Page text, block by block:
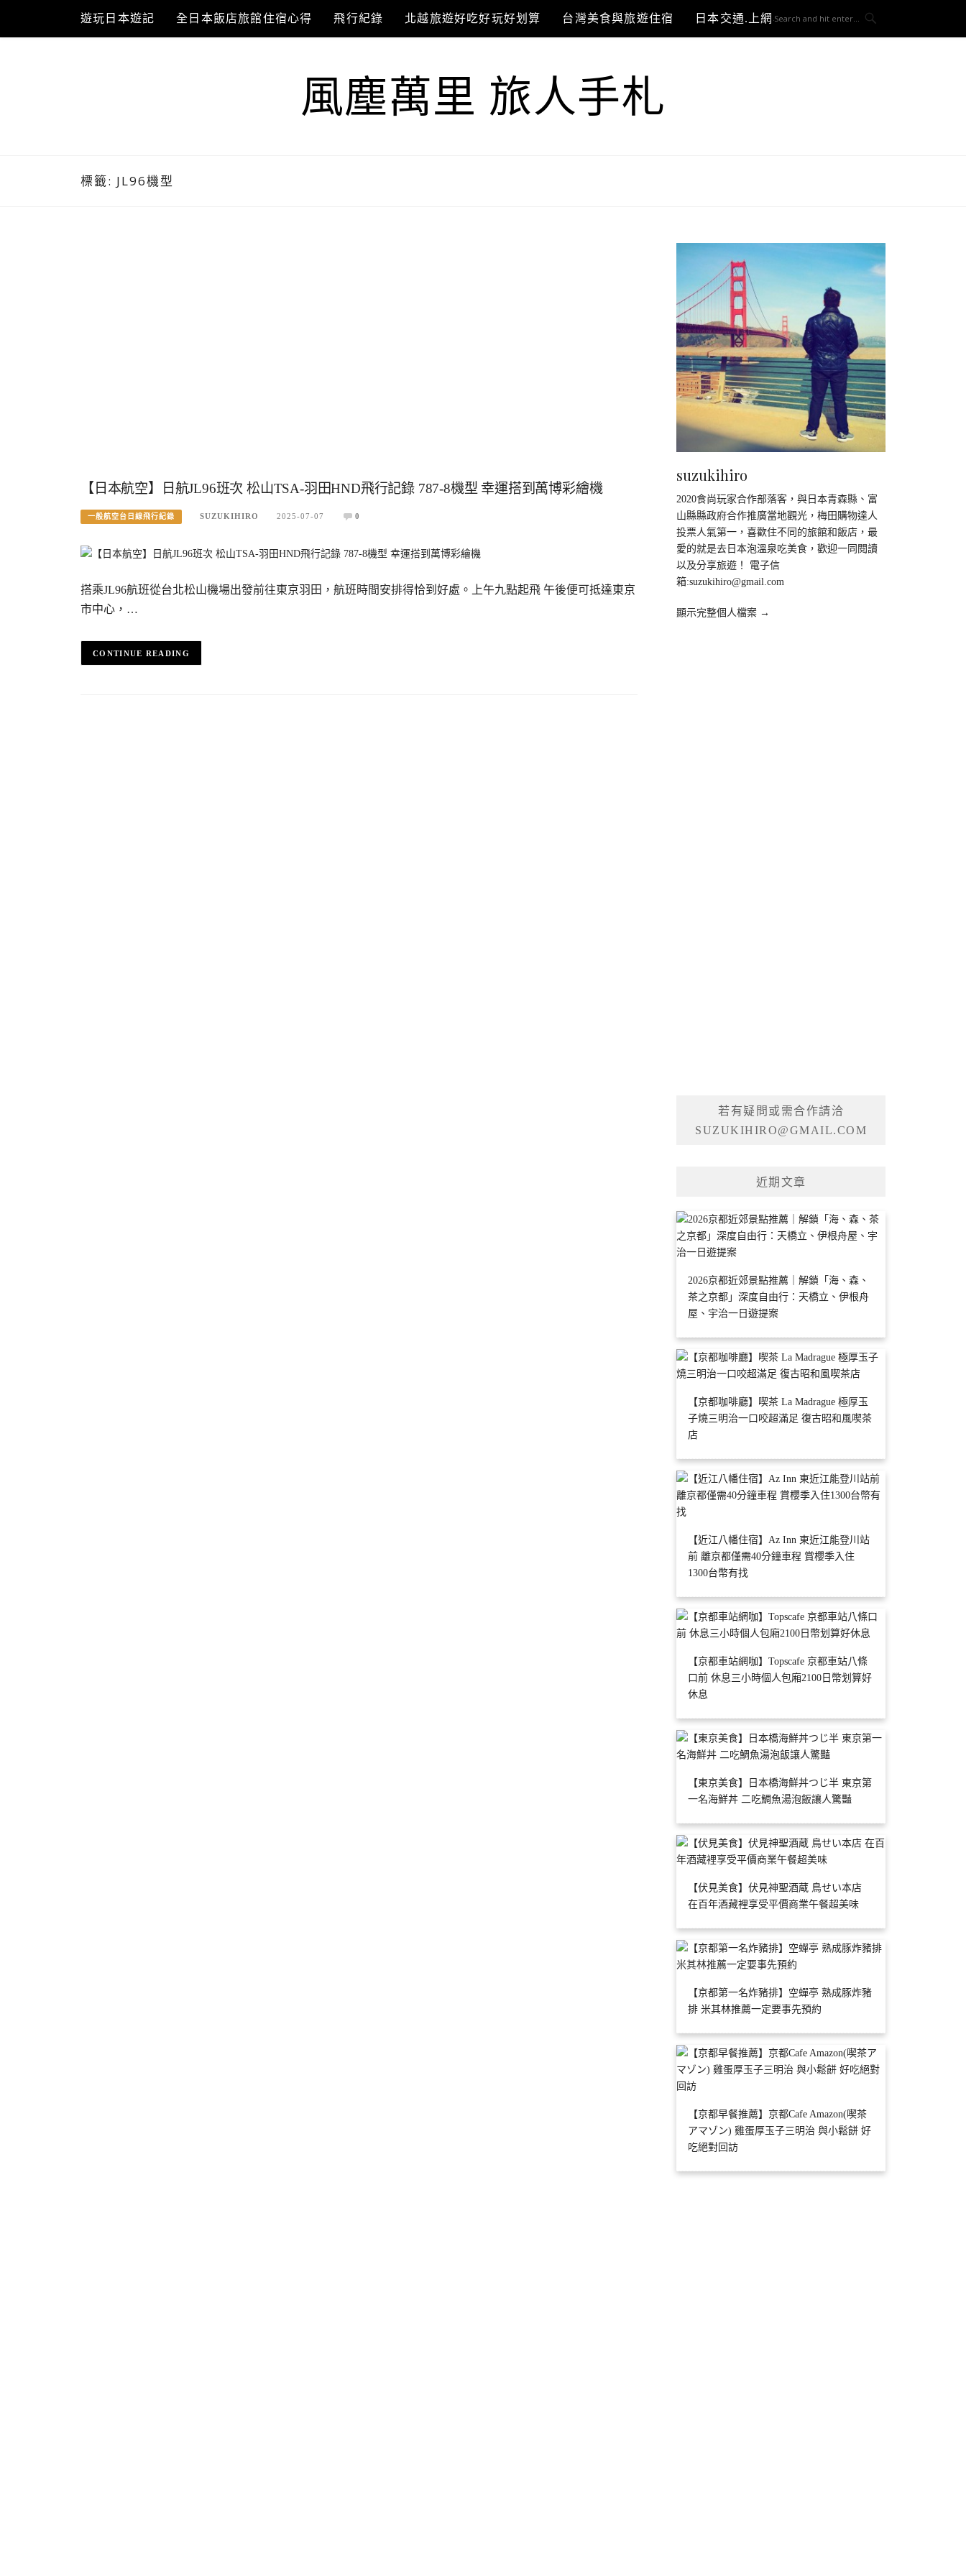
content
遊玩日本遊記 全日本飯店旅館住宿心得 飛行紀錄 北越旅遊好吃好玩好划算 台灣美食與旅遊住宿 日本交通.上網與3C開箱
風塵萬里 旅人手札
標籤: JL96機型
【日本航空】日航JL96班次 松山TSA-羽田HND飛行記錄 787-8機型 幸運搭到萬博彩繪機
一般航空台日線飛行紀錄 SUZUKIHIRO 2025-07-07 0
搭乘JL96航班從台北松山機場出發前往東京羽田，航班時間安排得恰到好處。上午九點起飛 午後便可抵達東京
市中心，…
CONTINUE READING
suzukihiro
2020食尚玩家合作部落客，與日本青森縣、富
山縣縣政府合作推廣當地觀光，梅田購物達人
投票人氣第一，喜歡住不同的旅館和飯店，最
愛的就是去日本泡溫泉吃美食，歡迎一同閱讀
以及分享旅遊！ 電子信
箱:suzukihiro@gmail.com
顯示完整個人檔案 →
若有疑問或需合作請洽
SUZUKIHIRO@GMAIL.COM
近期文章
2026京都近郊景點推薦｜解鎖「海、森、
茶之京都」深度自由行：天橋立、伊根舟
屋、宇治一日遊提案
【京都咖啡廳】喫茶 La Madrague 極厚玉
子燒三明治一口咬超滿足 復古昭和風喫茶
店
【近江八幡住宿】Az Inn 東近江能登川站
前 離京都僅需40分鐘車程 賞櫻季入住
1300台幣有找
【京都車站網咖】Topscafe 京都車站八條
口前 休息三小時個人包廂2100日幣划算好
休息
【東京美食】日本橋海鮮丼つじ半 東京第
一名海鮮丼 二吃鯛魚湯泡飯讓人驚豔
【伏見美食】伏見神聖酒蔵 鳥せい本店
在百年酒藏裡享受平價商業午餐超美味
【京都第一名炸豬排】空蟬亭 熟成豚炸豬
排 米其林推薦一定要事先預約
【京都早餐推薦】京都Cafe Amazon(喫茶
アマゾン) 雞蛋厚玉子三明治 與小鬆餅 好
吃絕對回訪